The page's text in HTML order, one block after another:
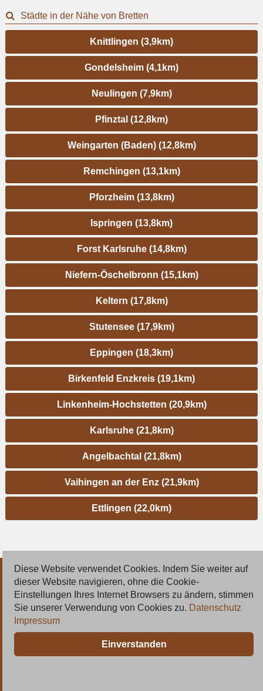
Städte in der Nähe von Bretten
Knittlingen (3,9km)
Gondelsheim (4,1km)
Neulingen (7,9km)
Pfinztal (12,8km)
Weingarten (Baden) (12,8km)
Remchingen (13,1km)
Pforzheim (13,8km)
Ispringen (13,8km)
Forst Karlsruhe (14,8km)
Niefern-Öschelbronn (15,1km)
Keltern (17,8km)
Stutensee (17,9km)
Eppingen (18,3km)
Birkenfeld Enzkreis (19,1km)
Linkenheim-Hochstetten (20,9km)
Karlsruhe (21,8km)
Angelbachtal (21,8km)
Vaihingen an der Enz (21,9km)
Ettlingen (22,0km)
© 2026 Deutsche Jobmarkt GmbH
Inserieren
Kontakt
Diese Website verwendet Cookies. Indem Sie weiter auf
dieser Website navigieren, ohne die Cookie-
Einstellungen Ihres Internet Browsers zu ändern, stimmen
Sie unserer Verwendung von Cookies zu. Datenschutz
Impressum
Einverstanden